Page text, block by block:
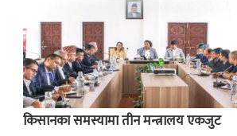
किसानका समस्यामा तीन मन्त्रालय एकजुट